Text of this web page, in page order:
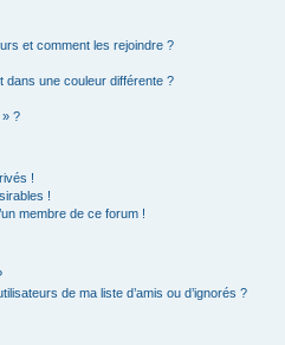
et comment les rejoindre ?
dans une couleur différente ?
» ?
!
!
membre de ce forum !
de ma liste d’amis ou d’ignorés ?